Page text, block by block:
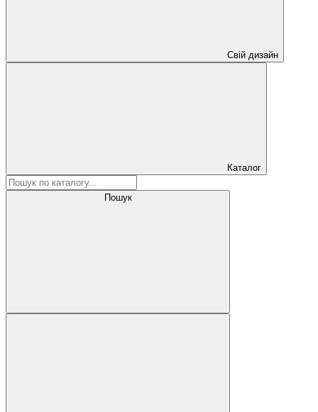
Свій дизайн
Каталог
Пошук